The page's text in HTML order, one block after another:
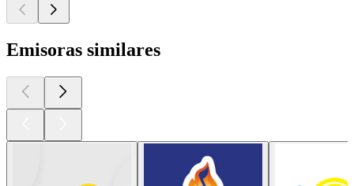
Emisoras similares